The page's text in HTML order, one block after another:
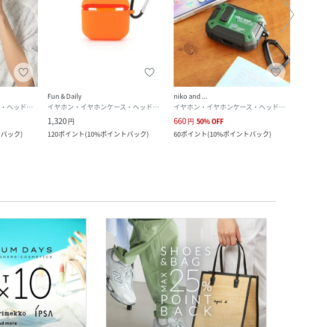
イヤホン・イヤホンケース・ヘッドフォン
ック)
Fun & Daily
イヤホン・イヤホンケース・ヘッドフォン
1,320円
120ポイント(10%ポイントバック)
niko and ...
イヤホン・イヤホンケース・ヘッドフォン
660円 50%OFF
60ポイント(10%ポイントバック)